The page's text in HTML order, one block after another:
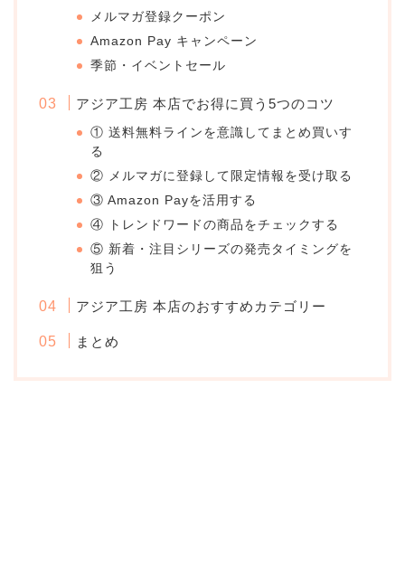
メルマガ登録クーポン
Amazon Pay キャンペーン
季節・イベントセール
アジア工房 本店でお得に買う5つのコツ
① 送料無料ラインを意識してまとめ買いす
る
② メルマガに登録して限定情報を受け取る
③ Amazon Payを活用する
④ トレンドワードの商品をチェックする
⑤ 新着・注目シリーズの発売タイミングを
狙う
アジア工房 本店のおすすめカテゴリー
まとめ